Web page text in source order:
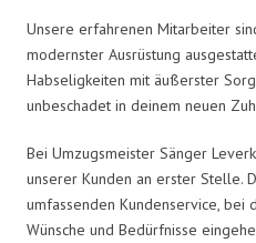
Unsere erfahrenen Mitarbeiter
modernster Ausrüstung
Habseligkeiten mit äußerster
unbeschadet in deinem neuen
Bei Umzugsmeister Sänger
unserer Kunden an erster Stelle.
umfassenden Kundenservice,
Wünsche und Bedürfnisse